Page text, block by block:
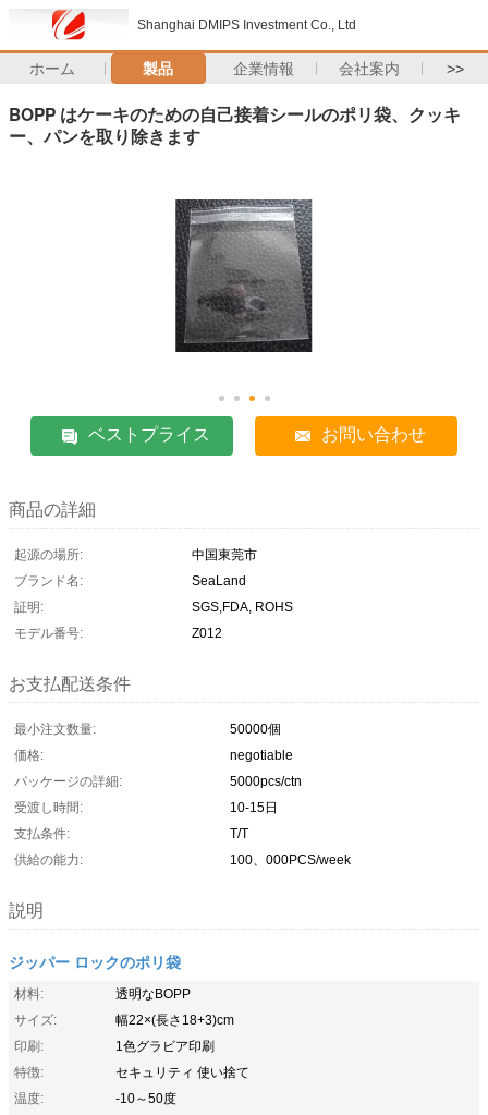
Shanghai DMIPS Investment Co., Ltd
ホーム 製品 企業情報 会社案内 >>
BOPP はケーキのための自己接着シールのポリ袋、クッキ
ー、パンを取り除きます
ベストプライス お問い合わせ
商品の詳細
起源の場所:
中国東莞市
ブランド名:
SeaLand
証明:
SGS,FDA, ROHS
モデル番号:
Z012
お支払配送条件
最小注文数量:
50000個
価格:
negotiable
パッケージの詳細:
5000pcs/ctn
受渡し時間:
10-15日
支払条件:
T/T
供給の能力:
100、000PCS/week
説明
ジッパー ロックのポリ袋
材料:
透明なBOPP
サイズ:
幅22×(長さ18+3)cm
印刷:
1色グラビア印刷
特徴:
セキュリティ 使い捨て
温度:
-10～50度